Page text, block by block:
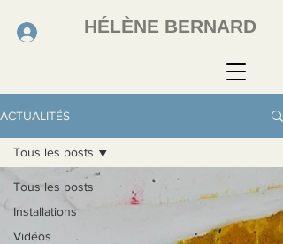
HÉLÈNE BERNARD
ACTUALITÉS
Tous les posts
Installations
Vidéos
Tous les posts